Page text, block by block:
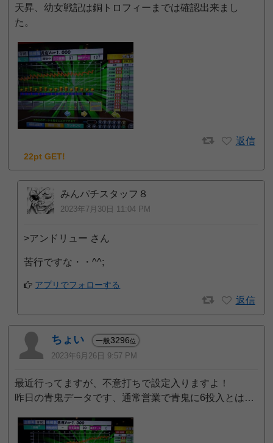
天昇、幼女戦記は銅トロフィーまでは確認出来まし
た。
返信
22pt GET!
みんパチスタッフ８
2023年7月30日 11:04 PM
>アンドリュー さん
苦行ですな・・^^;
アプリでフォローする
返信
ちょい 一般3296位
2023年6月26日 9:57 PM
最近行ってますが、不意打ちで設定入りますよ！
昨日の青鬼データです、通常営業で青鬼に6投入とは…